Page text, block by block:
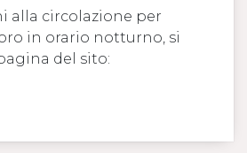
alla circolazione per
in orario notturno, si
del sito: